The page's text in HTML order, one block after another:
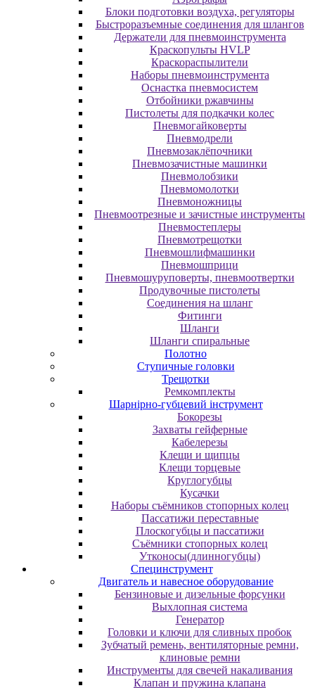
Блоки подготовки воздуха, регуляторы
Быстроразъемные соединения для шлангов
Держатели для пневмоинструмента
Краскопульты HVLP
Краскораспылители
Наборы пневмоинструмента
Оснастка пневмосистем
Отбойники ржавчины
Пистолеты для подкачки колес
Пневмогайковерты
Пневмодрели
Пневмозаклёпочники
Пневмозачистные машинки
Пневмолобзики
Пневмомолотки
Пневмоножницы
Пневмоотрезные и зачистные инструменты
Пневмостеплеры
Пневмотрещотки
Пневмошлифмашинки
Пневмошприци
Пневмошуруповерты, пневмоотвертки
Продувочные пистолеты
Соединения на шланг
Фитинги
Шланги
Шланги спиральные
Полотно
Ступичные головки
Трещотки
Ремкомплекты
Шарнірно-губцевий інструмент
Бокорезы
Захваты гейферные
Кабелерезы
Клещи и щипцы
Клещи торцевые
Круглогубцы
Кусачки
Наборы съёмников стопорных колец
Пассатижи переставные
Плоскогубцы и пассатижи
Съёмники стопорных колец
Утконосы(длинногубцы)
Специнструмент
Двигатель и навесное оборудование
Бензиновые и дизельные форсунки
Выхлопная система
Генератор
Головки и ключи для сливных пробок
Зубчатый ремень, вентиляторные ремни,
клиновые ремни
Инструменты для свечей накаливания
Клапан и пружина клапана